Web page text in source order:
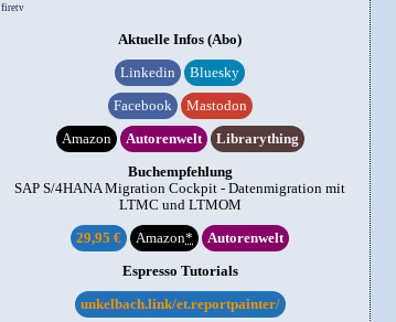
firetv
Aktuelle Infos (Abo)
Linkedin Bluesky
Facebook Mastodon
Amazon Autorenwelt Librarything
Buchempfehlung
SAP S/4HANA Migration Cockpit - Datenmigration mit
LTMC und LTMOM
29,95 € Amazon* Autorenwelt
Espresso Tutorials
unkelbach.link/et.reportpainter/